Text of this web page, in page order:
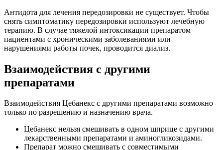
Антидота для лечения передозировки не существует. Чтобы
снять симптоматику передозировки используют лечебную
терапию. В случае тяжелой интоксикации препаратом
пациентами с хроническими заболеваниями или
нарушениями работы почек, проводится диализ.
Взаимодействия с другими
препаратами
Взаимодействия Цебанекс с другими препаратами возможно
только по разрешению и назначению врача.
Цебанекс нельзя смешивать в одном шприце с другими
лекарственными препаратами и аминогликозидами.
Препарат можно смешивать с совместимыми